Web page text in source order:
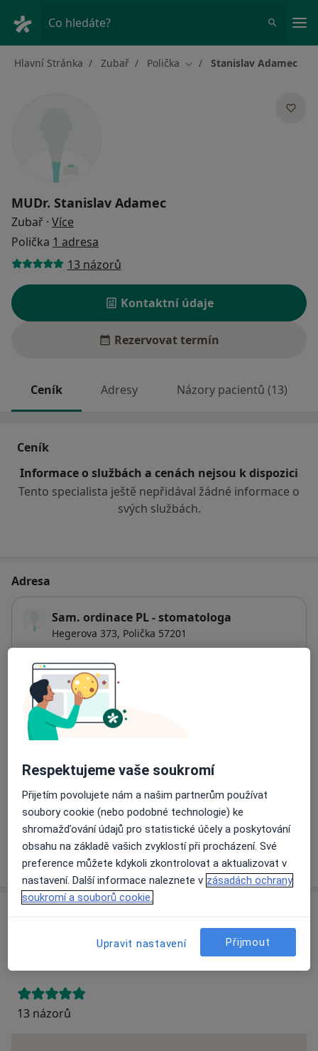
Co hledáte?
Hlavní Stránka Zubař Polička Změna města
Stanislav Adamec
MUDr. Stanislav Adamec
Zubař · Více
Polička 1 adresa
13 názorů
Kontaktní údaje
Rezervovat termín
Ceník Adresy Názory pacientů (13)
Ceník
Informace o službách a cenách nejsou k dispozici
Tento specialista ještě nepřidával žádné informace o
svých službách.
Adresa
Sam. ordinace PL - stomatologa
Hegerova 373, Polička 57201
Dostupnost
Na této adrese online kalendář není aktivní
Co mám v takové situaci udělat?
Způsoby platby (soukromé návštěvy)
Na teto adrese lékař přijímá pacienty na pojišťovnu
Detaily
Více
o adrese
Přidejte svůj názor
13 názorů
Respektujeme vaše soukromí
Přijetím povolujete nám a našim partnerům používat
soubory cookie (nebo podobné technologie) ke
shromažďování údajů pro statistické účely a poskytování
obsahu na základě vašich zvyklostí při procházení. Své
preference můžete kdykoli zkontrolovat a aktualizovat v
nastavení. Další informace naleznete v zásadách ochrany
soukromí a souborů cookie.
Upravit nastavení Přijmout